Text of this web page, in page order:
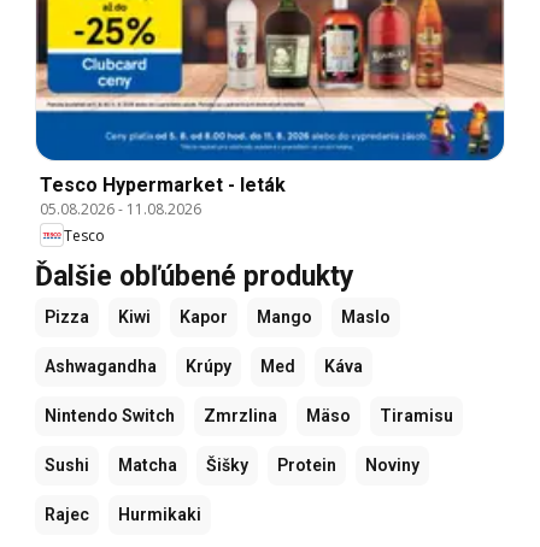
Tesco Hypermarket - leták
05.08.2026- 11.08.2026
Tesco
Ďalšie obľúbené produkty
Pizza Kiwi Kapor Mango Maslo
Ashwagandha Krúpy Med Káva
Nintendo Switch Zmrzlina Mäso Tiramisu
Sushi Matcha Šišky Protein Noviny
Rajec Hurmikaki